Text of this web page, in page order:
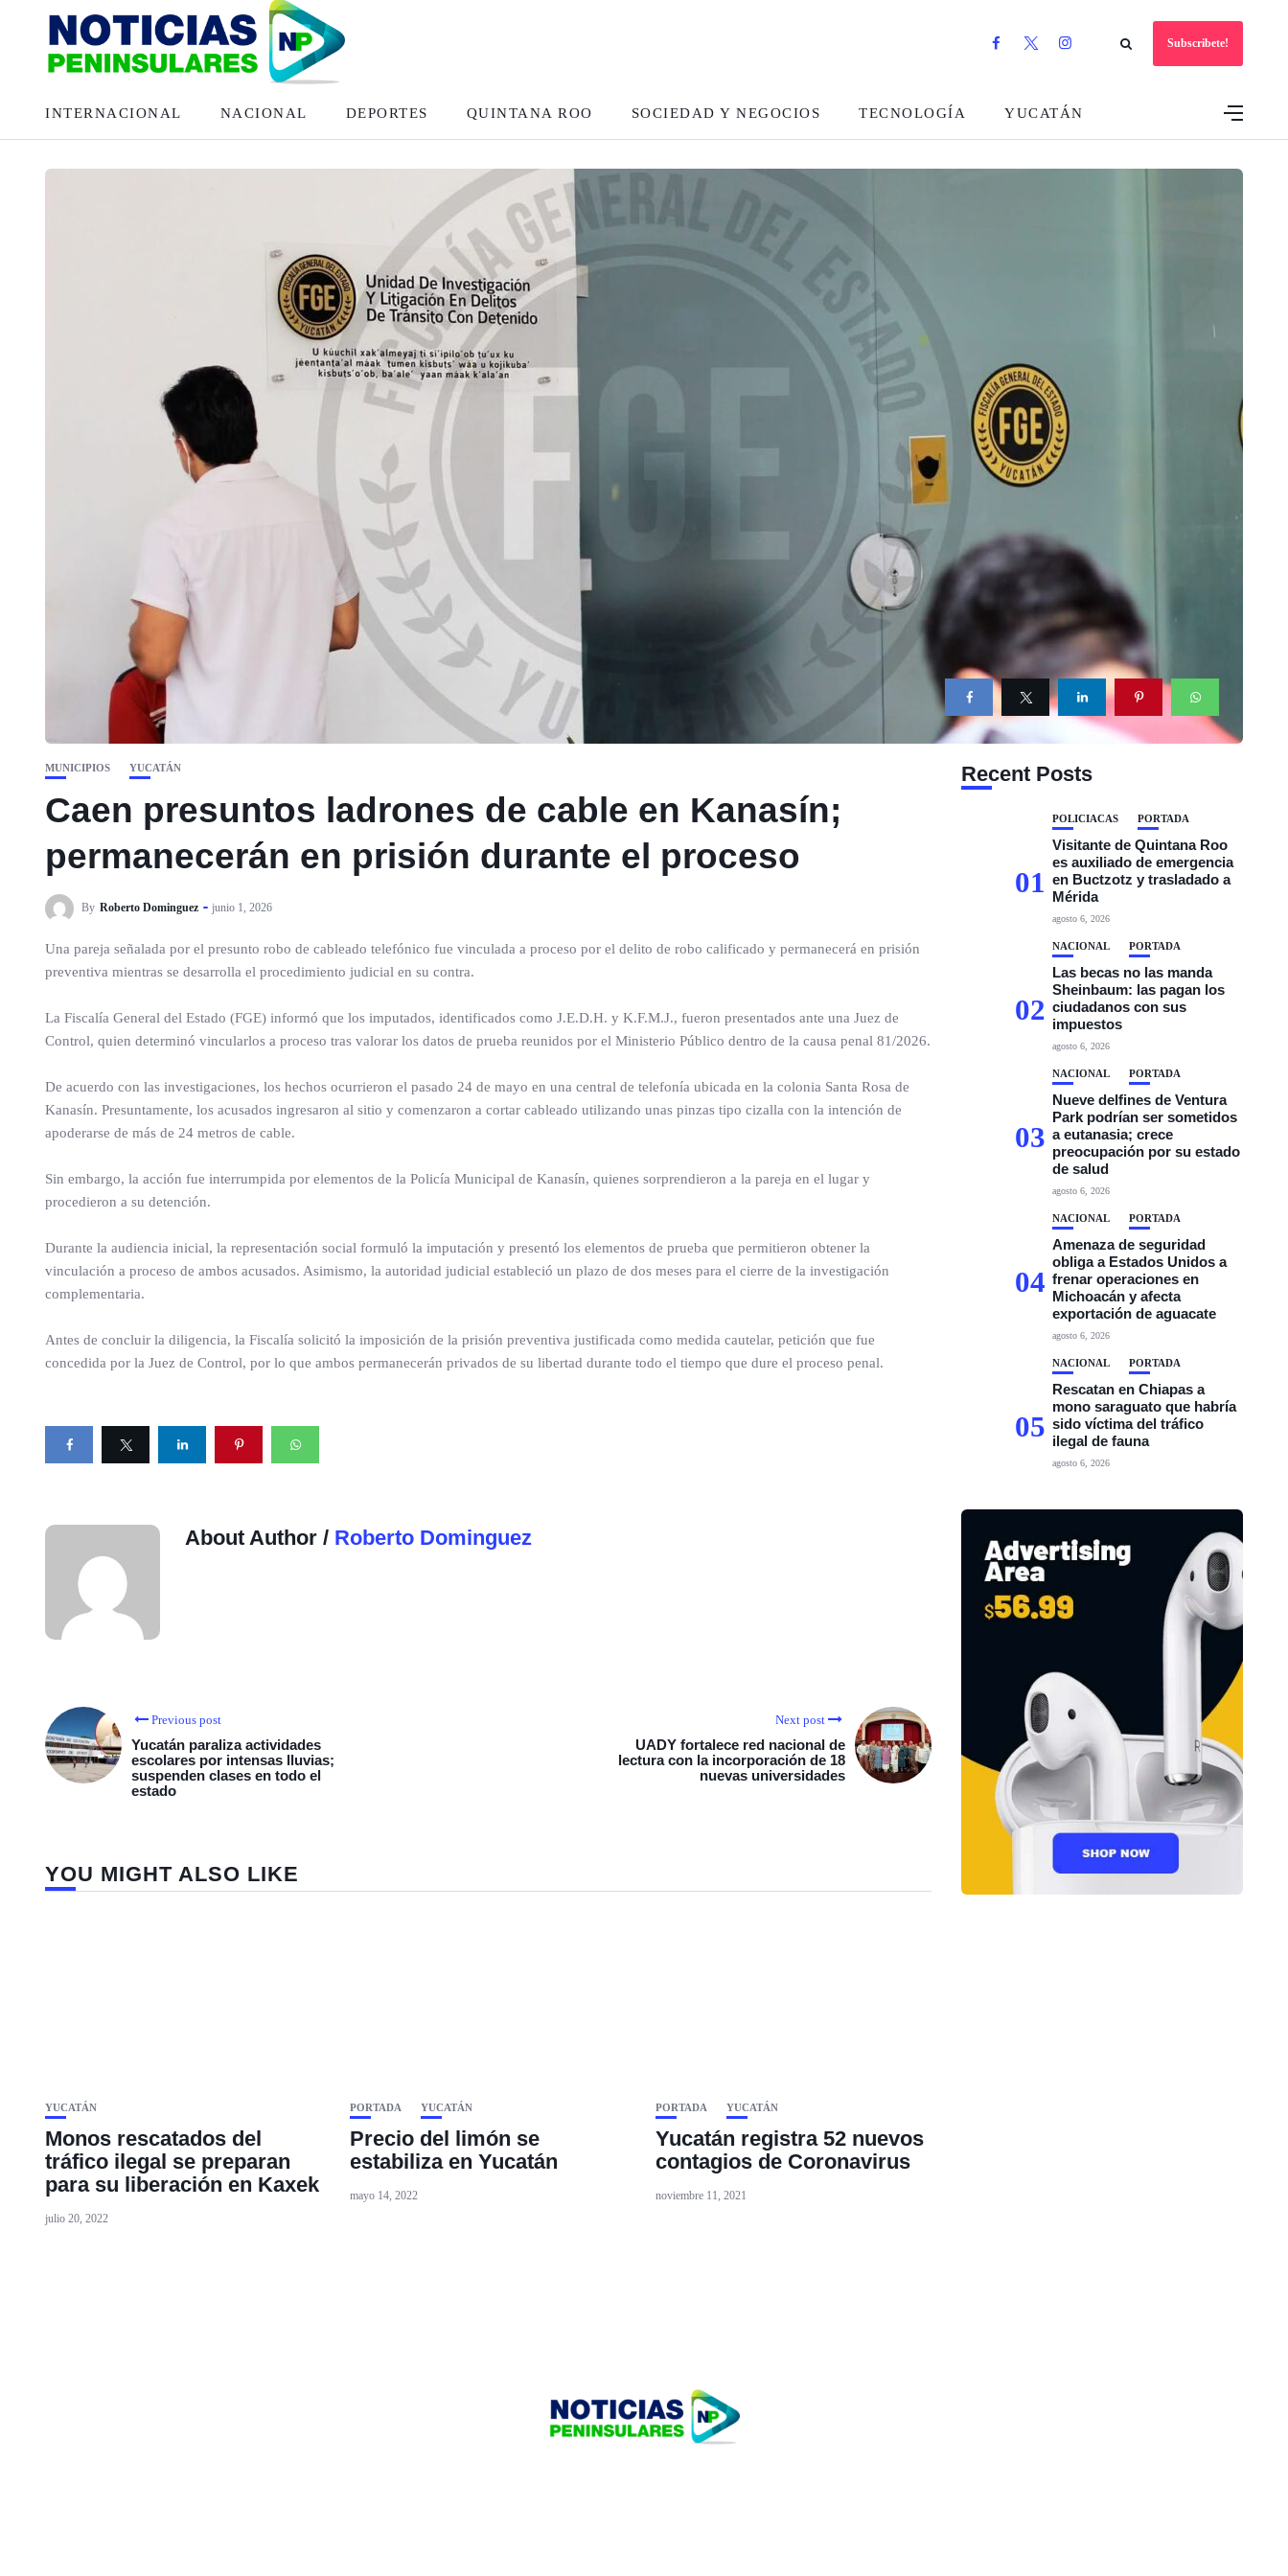
Subscribete!
INTERNACIONAL NACIONAL DEPORTES QUINTANA ROO SOCIEDAD Y NEGOCIOS TECNOLOGÍA YUCATÁN
MUNICIPIOS YUCATÁN
Caen presuntos ladrones de cable en Kanasín;
permanecerán en prisión durante el proceso
By Roberto Dominguez junio 1, 2026
Una pareja señalada por el presunto robo de cableado telefónico fue vinculada a proceso por el delito de robo calificado y permanecerá en prisión
preventiva mientras se desarrolla el procedimiento judicial en su contra.
La Fiscalía General del Estado (FGE) informó que los imputados, identificados como J.E.D.H. y K.F.M.J., fueron presentados ante una Juez de
Control, quien determinó vincularlos a proceso tras valorar los datos de prueba reunidos por el Ministerio Público dentro de la causa penal 81/2026.
De acuerdo con las investigaciones, los hechos ocurrieron el pasado 24 de mayo en una central de telefonía ubicada en la colonia Santa Rosa de
Kanasín. Presuntamente, los acusados ingresaron al sitio y comenzaron a cortar cableado utilizando unas pinzas tipo cizalla con la intención de
apoderarse de más de 24 metros de cable.
Sin embargo, la acción fue interrumpida por elementos de la Policía Municipal de Kanasín, quienes sorprendieron a la pareja en el lugar y
procedieron a su detención.
Durante la audiencia inicial, la representación social formuló la imputación y presentó los elementos de prueba que permitieron obtener la
vinculación a proceso de ambos acusados. Asimismo, la autoridad judicial estableció un plazo de dos meses para el cierre de la investigación
complementaria.
Antes de concluir la diligencia, la Fiscalía solicitó la imposición de la prisión preventiva justificada como medida cautelar, petición que fue
concedida por la Juez de Control, por lo que ambos permanecerán privados de su libertad durante todo el tiempo que dure el proceso penal.
About Author / Roberto Dominguez
Previous post
Yucatán paraliza actividades
escolares por intensas lluvias;
suspenden clases en todo el
estado
Next post
UADY fortalece red nacional de
lectura con la incorporación de 18
nuevas universidades
YOU MIGHT ALSO LIKE
YUCATÁN
Monos rescatados del
tráfico ilegal se preparan
para su liberación en Kaxek
julio 20, 2022
PORTADA YUCATÁN
Precio del limón se
estabiliza en Yucatán
mayo 14, 2022
PORTADA YUCATÁN
Yucatán registra 52 nuevos
contagios de Coronavirus
noviembre 11, 2021
Recent Posts
01
POLICIACAS PORTADA
Visitante de Quintana Roo
es auxiliado de emergencia
en Buctzotz y trasladado a
Mérida
agosto 6, 2026
02
NACIONAL PORTADA
Las becas no las manda
Sheinbaum: las pagan los
ciudadanos con sus
impuestos
agosto 6, 2026
03
NACIONAL PORTADA
Nueve delfines de Ventura
Park podrían ser sometidos
a eutanasia; crece
preocupación por su estado
de salud
agosto 6, 2026
04
NACIONAL PORTADA
Amenaza de seguridad
obliga a Estados Unidos a
frenar operaciones en
Michoacán y afecta
exportación de aguacate
agosto 6, 2026
05
NACIONAL PORTADA
Rescatan en Chiapas a
mono saraguato que habría
sido víctima del tráfico
ilegal de fauna
agosto 6, 2026